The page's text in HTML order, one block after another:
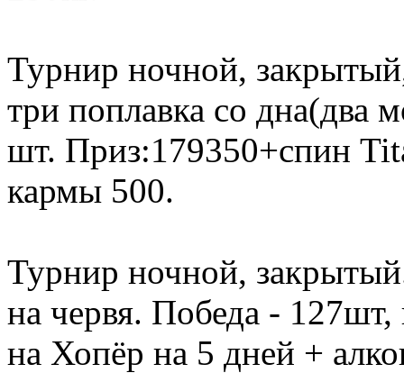
Турнир ночной,
три поплавка со дна(два
шт. Приз:179350+спин
кармы 500.
Турнир ночной,
на червя. Победа -
на Хопёр на 5 дней +